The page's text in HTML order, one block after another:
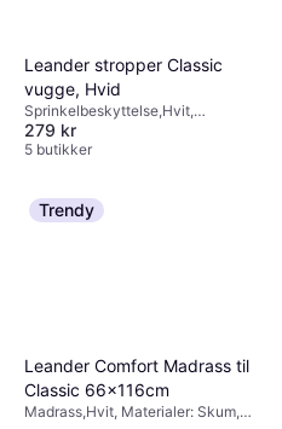
Leander stropper Classic
vugge, Hvid
Sprinkelbeskyttelse,Hvit,
Materialer: Bomull
279 kr
5 butikker
Trendy
Leander Comfort Madrass til
Classic 66x116cm
Madrass,Hvit, Materialer: Skum,